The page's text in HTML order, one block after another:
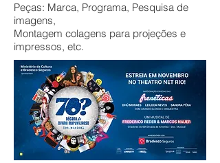
Peças: Marca, Programa, Pesquisa de
imagens,
Montagem colagens para projeções e
impressos, etc.